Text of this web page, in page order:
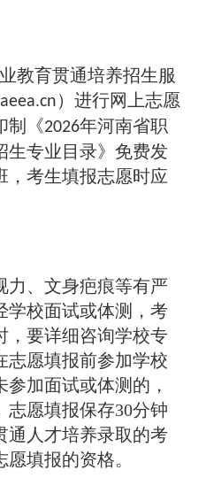
教育贯通培养招生服
）进行网上志愿
制《2026年河南省职
生专业目录》免费发
，考生填报志愿时应
力、文身疤痕等有严
学校面试或体测，考
，要详细咨询学校专
志愿填报前参加学校
加面试或体测的，
志愿填报保存30分钟
通人才培养录取的考
填报的资格。